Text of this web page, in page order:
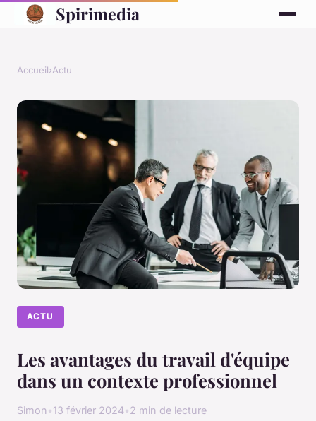
Spirimedia
Accueil›Actu
ACTU
Les avantages du travail d'équipe
dans un contexte professionnel
Simon•13 février 2024•2 min de lecture